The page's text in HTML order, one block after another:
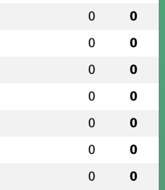
0 0
0 0
0 0
0 0
0 0
0 0
0 0